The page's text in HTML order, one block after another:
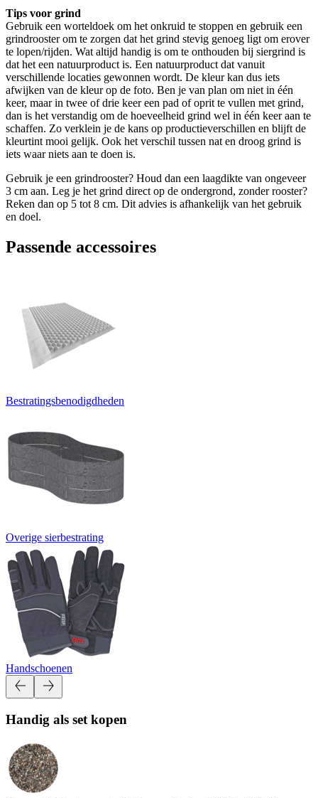
Tips voor grind
Gebruik een worteldoek om het onkruid te stoppen en gebruik een
grindrooster om te zorgen dat het grind stevig genoeg ligt om erover
te lopen/rijden. Wat altijd handig is om te onthouden bij siergrind is
dat het een natuurproduct is. Een natuurproduct dat vanuit
verschillende locaties gewonnen wordt. De kleur kan dus iets
afwijken van de kleur op de foto. Ben je van plan om niet in één
keer, maar in twee of drie keer een pad of oprit te vullen met grind,
dan is het verstandig om de hoeveelheid grind wel in één keer aan te
schaffen. Zo verklein je de kans op productieverschillen en blijft de
kleurtint mooi gelijk. Ook het verschil tussen nat en droog grind is
iets waar niets aan te doen is.
Gebruik je een grindrooster? Houd dan een laagdikte van ongeveer
3 cm aan. Leg je het grind direct op de ondergrond, zonder rooster?
Reken dan op 5 tot 8 cm. Dit advies is afhankelijk van het gebruik
en doel.
Passende accessoires
Bestratingsbenodigdheden
Overige sierbestrating
Handschoenen
Handig als set kopen